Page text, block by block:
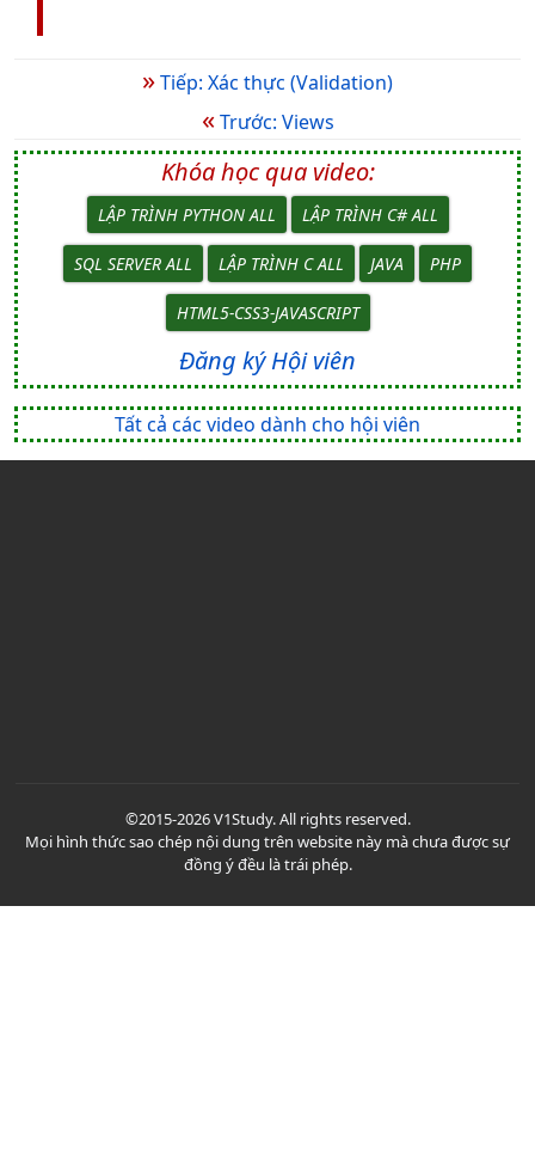
»Tiếp: Xác thực (Validation)
«Trước: Views
Khóa học qua video:
LẬP TRÌNH PYTHON ALL LẬP TRÌNH C# ALL
SQL SERVER ALL LẬP TRÌNH C ALL JAVA PHP
HTML5-CSS3-JAVASCRIPT
Đăng ký Hội viên
Tất cả các video dành cho hội viên
©2015-2026 V1Study. All rights reserved.
Mọi hình thức sao chép nội dung trên website này mà chưa được sự
đồng ý đều là trái phép.